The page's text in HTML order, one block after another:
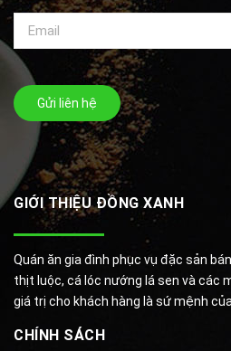
Gửi liên hệ
GIỚI THIỆU ĐỒNG XANH
Quán ăn gia đình phục vụ đặc sản
thịt luộc, cá lóc nướng lá sen và các
giá trị cho khách hàng là sứ mệnh
CHÍNH SÁCH